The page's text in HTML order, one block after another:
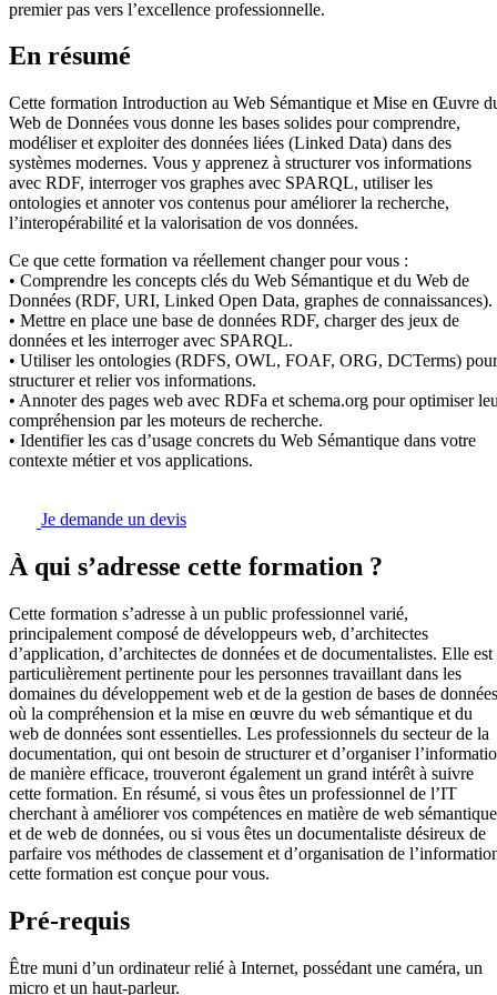
premier pas vers l’excellence professionnelle.
En résumé
Cette formation Introduction au Web Sémantique et Mise en Œuvre
Web de Données vous donne les bases solides pour comprendre,
modéliser et exploiter des données liées (Linked Data) dans des
systèmes modernes. Vous y apprenez à structurer vos informations
avec RDF, interroger vos graphes avec SPARQL, utiliser les
ontologies et annoter vos contenus pour améliorer la recherche,
l’interopérabilité et la valorisation de vos données.
Ce que cette formation va réellement changer pour vous :
• Comprendre les concepts clés du Web Sémantique et du Web de
Données (RDF, URI, Linked Open Data, graphes de connaissances).
• Mettre en place une base de données RDF, charger des jeux de
données et les interroger avec SPARQL.
• Utiliser les ontologies (RDFS, OWL, FOAF, ORG, DCTerms) pour
structurer et relier vos informations.
• Annoter des pages web avec RDFa et schema.org pour optimiser
compréhension par les moteurs de recherche.
• Identifier les cas d’usage concrets du Web Sémantique dans votre
contexte métier et vos applications.
Je demande un devis
À qui s’adresse cette formation ?
Cette formation s’adresse à un public professionnel varié,
principalement composé de développeurs web, d’architectes
d’application, d’architectes de données et de documentalistes. Elle est
particulièrement pertinente pour les personnes travaillant dans les
domaines du développement web et de la gestion de bases de
où la compréhension et la mise en œuvre du web sémantique et du
web de données sont essentielles. Les professionnels du secteur de la
documentation, qui ont besoin de structurer et d’organiser
de manière efficace, trouveront également un grand intérêt à suivre
cette formation. En résumé, si vous êtes un professionnel de l’IT
cherchant à améliorer vos compétences en matière de web sémantique
et de web de données, ou si vous êtes un documentaliste désireux de
parfaire vos méthodes de classement et d’organisation de
cette formation est conçue pour vous.
Pré-requis
Être muni d’un ordinateur relié à Internet, possédant une caméra, un
micro et un haut-parleur.